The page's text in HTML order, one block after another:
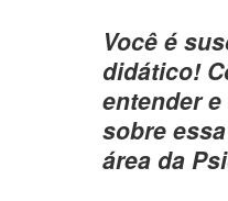
Você é
didático!
entender
sobre
área da